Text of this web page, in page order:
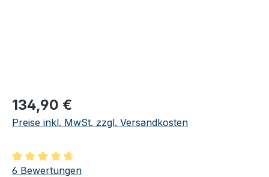
Regulärer Preis:
134,90 €
Preise inkl. MwSt. zzgl. Versandkosten
Durchschnittliche Bewertung von 4.83 von 5 Sternen
6 Bewertungen